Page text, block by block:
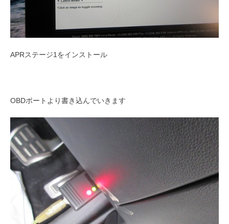
APRステージ1をインストール
OBDポートより書き込んでいきます